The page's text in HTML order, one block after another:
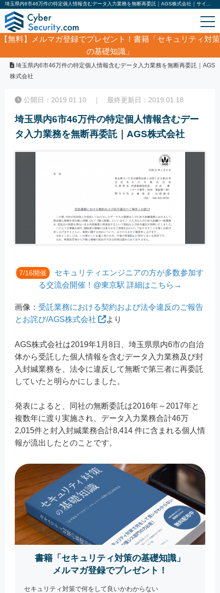
【無料】
メルマガ登録でプレゼント！書籍「セキュリティ対策
の基礎知識」
サイバーセキュリティ・情報漏洩ニュース
埼玉県内6市46万件の特定個人情報含むデータ入力業務を無断再委託｜AGS
株式会社
公開日：2019.01.10 ｜ 最終更新日：2019.01.18
埼玉県内6市46万件の特定個人情報含むデー
タ入力業務を無断再委託｜AGS株式会社
7/16開催
セキュリティエンジニアの方が多数参加す
る交流会開催！@東京駅 詳細はこちら→
画像： 受託業務における契約および法令違反のご報告
とお詫び/AGS株式会社
より
AGS株式会社は2019年1月8日、埼玉県県内6市の自治
体から受託した個人情報を含むデータ入力業務及び封
入封緘業務を、法令に違反して無断で第三者に再委託
していたと明らかにしました。
発表によると、同社の無断委託は2016年～2017年と
複数年に渡り実施され、データ入力業務合計46万
2,015件と封入封緘業務合計8,414 件に含まれる個人情
報が流出したとのことです。
書籍「セキュリティ対策の基礎知識」
メルマガ登録でプレゼント！
セキュリティ対策で何をして良いかわからない